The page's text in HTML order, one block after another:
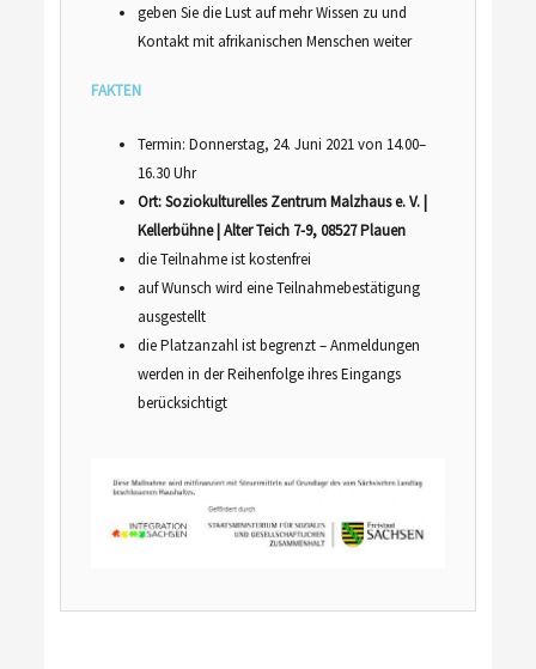
geben Sie die Lust auf mehr Wissen zu und
Kontakt mit afrikanischen Menschen weiter
FAKTEN
Termin: Donnerstag, 24. Juni 2021 von 14.00–
16.30 Uhr
Ort: Soziokulturelles Zentrum Malzhaus e. V. |
Kellerbühne | Alter Teich 7-9, 08527 Plauen
die Teilnahme ist kostenfrei
auf Wunsch wird eine Teilnahmebestätigung
ausgestellt
die Platzanzahl ist begrenzt – Anmeldungen
werden in der Reihenfolge ihres Eingangs
berücksichtigt